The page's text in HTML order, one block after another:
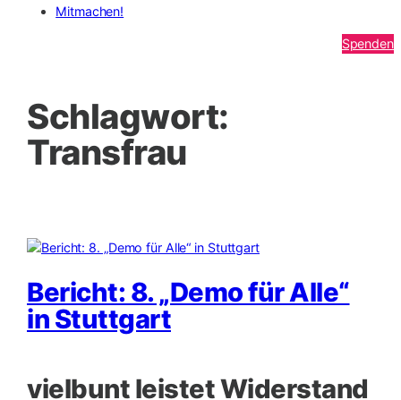
Mitmachen!
Spenden
Schlagwort:
Transfrau
Bericht: 8. „Demo für Alle“
in Stuttgart
vielbunt leistet Widerstand